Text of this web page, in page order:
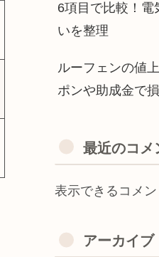
6項目で比較！電
いを整理
ルーフェンの値
ポンや助成金で
最近のコメ
表示できるコメン
アーカイブ